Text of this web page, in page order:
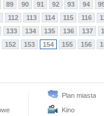
89 90 91 92 93 94
112 113 114 115 116
133 134 135 136 137
152 153 154 155 156
Plan miasta
Kino